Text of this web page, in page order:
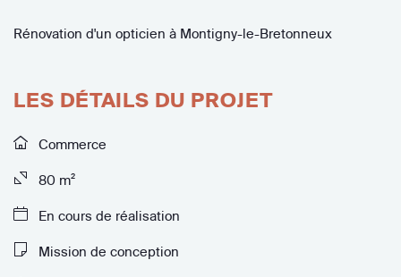
Rénovation d'un opticien à Montigny-le-Bretonneux
LES DÉTAILS DU PROJET
Commerce
80 m²
En cours de réalisation
Mission de conception